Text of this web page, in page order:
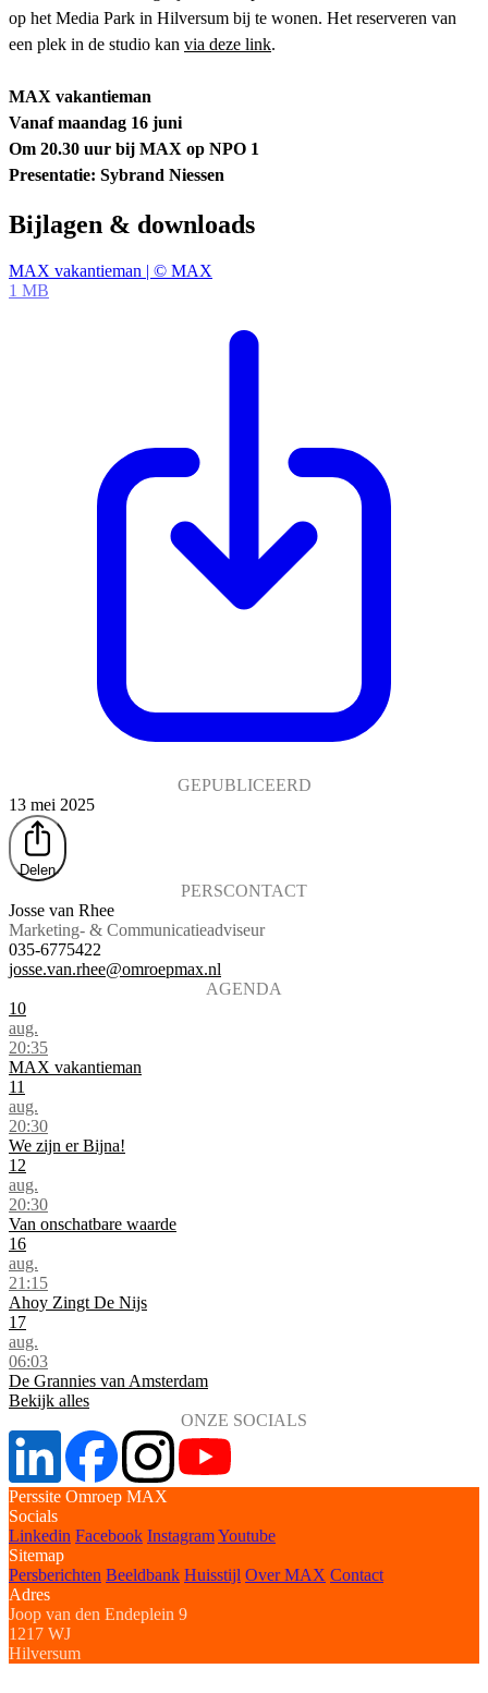
op het Media Park in Hilversum bij te wonen. Het reserveren van
een plek in de studio kan via deze link.
MAX vakantieman
Vanaf maandag 16 juni
Om 20.30 uur bij MAX op NPO 1
Presentatie: Sybrand Niessen
Bijlagen & downloads
MAX vakantieman | © MAX
1 MB
GEPUBLICEERD
13 mei 2025
Delen
PERSCONTACT
Josse van Rhee
Marketing- & Communicatieadviseur
035-6775422
josse.van.rhee@omroepmax.nl
AGENDA
10
aug.
20:35
MAX vakantieman
11
aug.
20:30
We zijn er Bijna!
12
aug.
20:30
Van onschatbare waarde
16
aug.
21:15
Ahoy Zingt De Nijs
17
aug.
06:03
De Grannies van Amsterdam
Bekijk alles
ONZE SOCIALS
Perssite Omroep MAX
Socials
Linkedin Facebook InstagramYoutube
Sitemap
Persberichten Beeldbank Huisstijl Over MAX Contact
Adres
Joop van den Endeplein 9
1217 WJ
Hilversum